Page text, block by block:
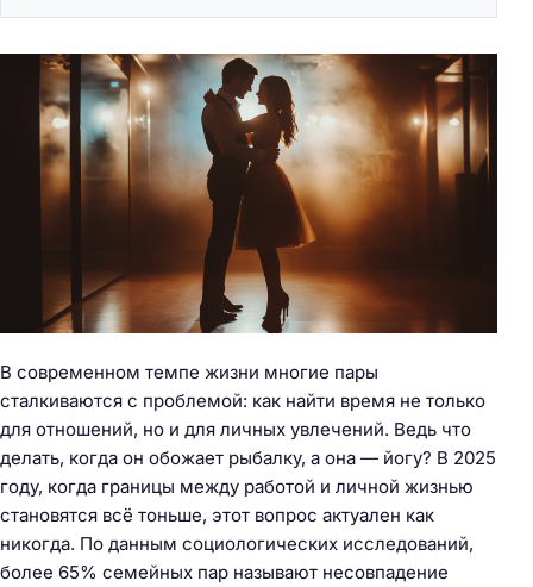
В современном темпе жизни многие пары
сталкиваются с проблемой: как найти время не только
для отношений, но и для личных увлечений. Ведь что
делать, когда он обожает рыбалку, а она — йогу? В 2025
году, когда границы между работой и личной жизнью
становятся всё тоньше, этот вопрос актуален как
никогда. По данным социологических исследований,
более 65% семейных пар называют несовпадение